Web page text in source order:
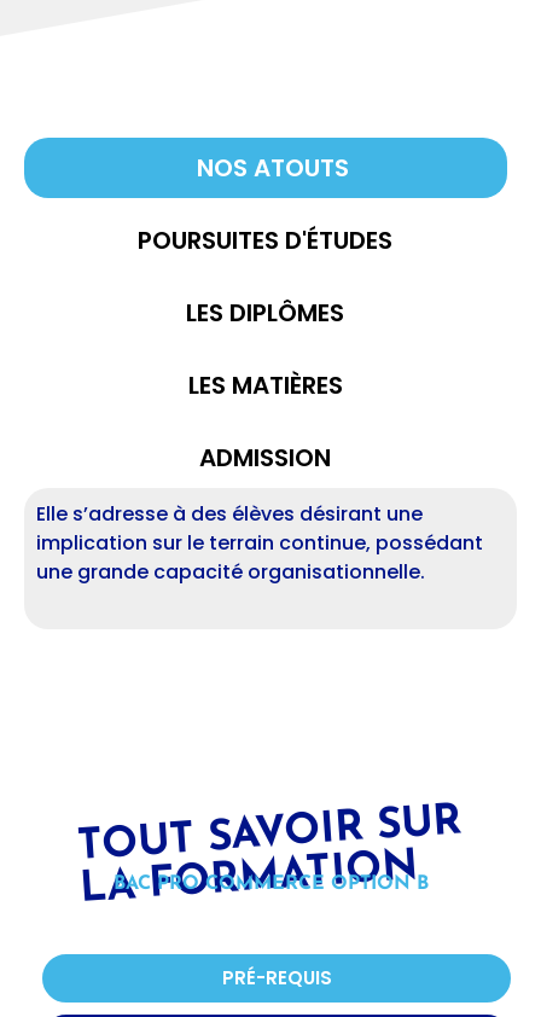
NOS ATOUTS
POURSUITES D'ÉTUDES
LES DIPLÔMES
LES MATIÈRES
ADMISSION
Elle s’adresse à des élèves désirant une
implication sur le terrain continue, possédant
une grande capacité organisationnelle.
T
OUT SAV
OIR SUR
LA F
OR
MATI
O
N
BAC PRO COMMERCE OPTION B
PRÉ-REQUIS